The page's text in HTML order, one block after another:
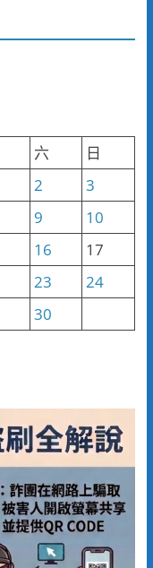
六
日
2
3
9
10
16
17
23
24
30